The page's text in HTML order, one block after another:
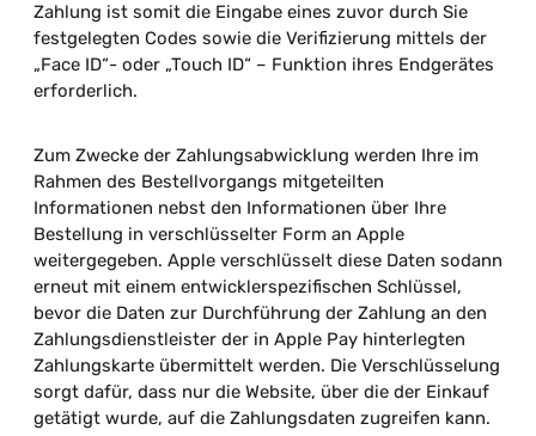
Zahlung ist somit die Eingabe eines zuvor durch Sie
festgelegten Codes sowie die Verifizierung mittels der
„Face ID“- oder „Touch ID“ – Funktion ihres Endgerätes
erforderlich.
Zum Zwecke der Zahlungsabwicklung werden Ihre im
Rahmen des Bestellvorgangs mitgeteilten
Informationen nebst den Informationen über Ihre
Bestellung in verschlüsselter Form an Apple
weitergegeben. Apple verschlüsselt diese Daten sodann
erneut mit einem entwicklerspezifischen Schlüssel,
bevor die Daten zur Durchführung der Zahlung an den
Zahlungsdienstleister der in Apple Pay hinterlegten
Zahlungskarte übermittelt werden. Die Verschlüsselung
sorgt dafür, dass nur die Website, über die der Einkauf
getätigt wurde, auf die Zahlungsdaten zugreifen kann.